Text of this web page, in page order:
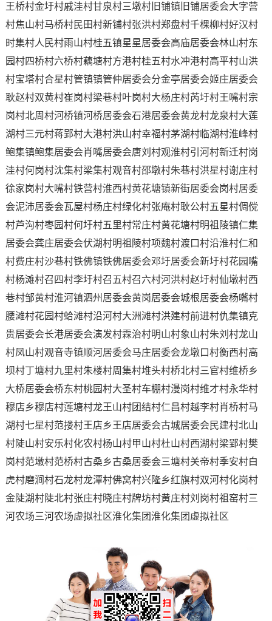
王桥村金圩村戚洼村甘泉村三墩村旧铺镇旧铺居委会大字营
村焦山村马桥村民田村新铺村张洪村郑盘村千棵柳村好汉村
时集村人民村雨山村桂五镇星星居委会高庙居委会林山村东
园村四桥村六桥村藕塘村方港村桂五村水冲港村高平村山洪
村宝塔村合星村管镇镇管仲居委会分金亭居委会姬庄居委会
耿赵村双黄村崔岗村梁巷村叶岗村大杨庄村芮圩村王嘴村宗
岗村北周村河桥镇河桥居委会石港居委会黄龙村龙泉村大莲
湖村三元村蒋郢村大港村洪山村幸福村茅湖村临湖村淮峰村
鲍集镇鲍集居委会肖嘴居委会唐刘村观淮村引河村新迁村岗
洼村何岗村沈集村梁集村观音村邵墩村朱巷村洪星村谢庄村
徐家岗村大嘴村铁营村淮西村黄花塘镇新街居委会岗村居委
会泥沛居委会瓦屋村杨庄村绿化村张庵村耿公村五星村倜傥
村芦沟村枣园村何圩村五里村常庄村黄花塘村明祖陵镇仁集
居委会龚庄居委会伏湖村明祖陵村项魏村渡口村沿淮村仁和
村费庄村沙巷村铁佛镇铁佛居委会邓圩居委会新圩村花园嘴
村杨滩村召四村李圩村召五村召六村河洪村赵圩村仙墩村西
巷村邹黄村淮河镇泗州居委会黄岗居委会城根居委会杨嘴村
腰滩村花园村蛤滩村沿河村大洲滩村洪建村前进村仇集镇克
贵居委会长港居委会演发村霖治村明山村象山村朱刘村龙山
村凤山村观音寺镇顺河居委会马庄居委会龙墩口村衡西村高
坝村丁塘村九里村朱楼村周集村堆头村桥北村三官村维桥乡
大桥居委会桥东村桃园村大圣村车棚村漫岗村维才村永华村
穆店乡穆店村莲塘村龙王山村团结村仁昌村越李村肖桥村马
湖村七星村范搂村王店乡王店居委会古城居委会民建村北山
村陡山村安乐村化农村杨山村甲山村杜山村西湖村梁郢村樊
岗村范墩村范桥村古桑乡古桑居委会三塘村关帝村季安村白
虎村磨涧村石龙村龙潭村佛窝村兴隆乡红旗村双河村化岗村
金陡湖村陡北村张庄村晓庄村牌坊村黄庄村刘岗村祖窑村三
河农场三河农场虚拟社区淮化集团淮化集团虚拟社区